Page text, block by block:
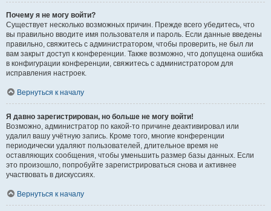
Почему я не могу войти?
Существует несколько возможных причин. Прежде всего убедитесь, что
вы правильно вводите имя пользователя и пароль. Если данные введены
правильно, свяжитесь с администратором, чтобы проверить, не был ли
вам закрыт доступ к конференции. Также возможно, что допущена ошибка
в конфигурации конференции, свяжитесь с администратором для
исправления настроек.
Вернуться к началу
Я давно зарегистрирован, но больше не могу войти!
Возможно, администратор по какой-то причине деактивировал или
удалил вашу учётную запись. Кроме того, многие конференции
периодически удаляют пользователей, длительное время не
оставляющих сообщения, чтобы уменьшить размер базы данных. Если
это произошло, попробуйте зарегистрироваться снова и активнее
участвовать в дискуссиях.
Вернуться к началу